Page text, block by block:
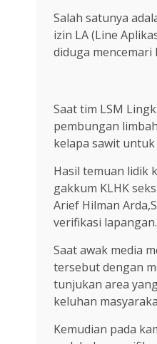
Salah satunya
izin LA (Line
diduga
Saat tim LSM
pembungan
kelapa sawit
Hasil temuan lidik
gakkum KLHK
Arief Hilman
verifikasi lapangan.
Saat awak media
tersebut dengan
tunjukan area
keluhan
Kemudian pada